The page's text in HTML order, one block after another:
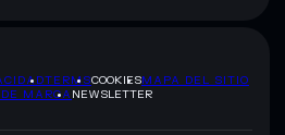
TERMSCOOKIESMAPA DEL SITIO
MARCA NEWSLETTER